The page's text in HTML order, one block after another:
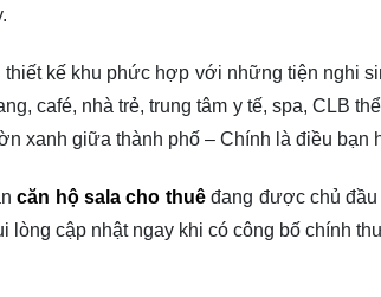
kế khu phức hợp với những tiện nghi
café, nhà trẻ, trung tâm y tế, spa, CLB
xanh giữa thành phố – Chính là điều bạn
căn hộ sala cho thuêđang được chủ đầu
lòng cập nhật ngay khi có công bố chính